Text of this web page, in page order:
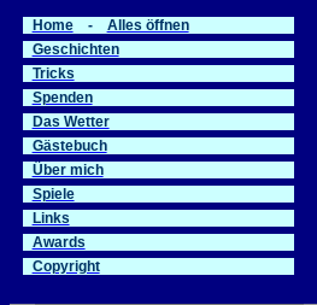
Home -
Alles öffnen
Geschichten
Tricks
Spenden
Das Wetter
Gästebuch
Über mich
Spiele
Links
Awards
Copyright